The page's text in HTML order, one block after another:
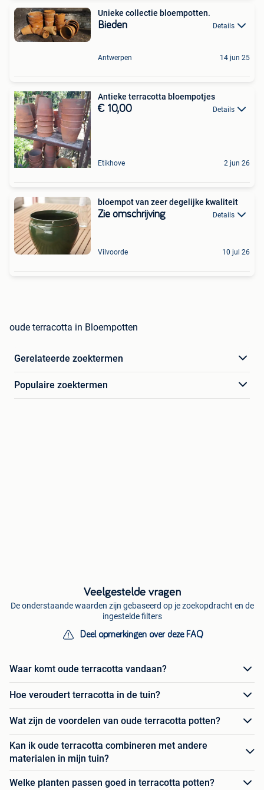
Unieke collectie bloempotten.
Bieden Details
Antwerpen 14 jun 25
Antieke terracotta bloempotjes
€ 10,00 Details
Etikhove 2 jun 26
bloempot van zeer degelijke kwaliteit
Zie omschrijving Details
Vilvoorde 10 jul 26
oude terracotta in Bloempotten
Gerelateerde zoektermen
Populaire zoektermen
Veelgestelde vragen
De onderstaande waarden zijn gebaseerd op je zoekopdracht en de
ingestelde filters
Deel opmerkingen over deze FAQ
Waar komt oude terracotta vandaan?
Hoe veroudert terracotta in de tuin?
Wat zijn de voordelen van oude terracotta potten?
Kan ik oude terracotta combineren met andere
materialen in mijn tuin?
Welke planten passen goed in terracotta potten?